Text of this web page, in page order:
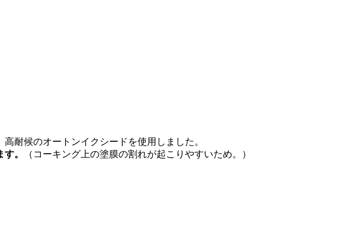
耐候のオートンイクシードを使用しました。
。
（コーキング上の塗膜の割れが起こりやすいため。）